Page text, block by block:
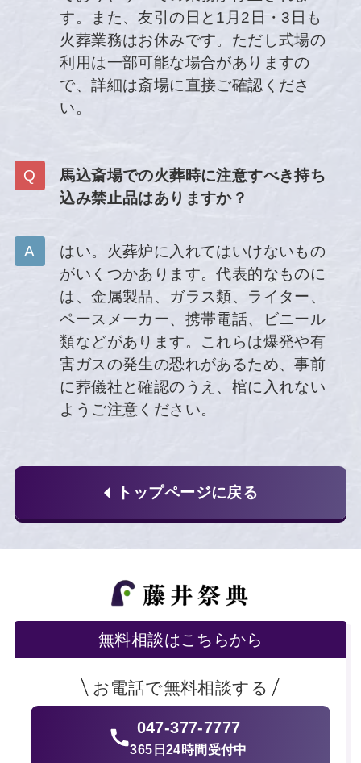
す。また、友引の日と1月2日・3日も
火葬業務はお休みです。ただし式場の
利用は一部可能な場合がありますの
で、詳細は斎場に直接ご確認くださ
い。
馬込斎場での火葬時に注意すべき持ち
込み禁止品はありますか？
はい。火葬炉に入れてはいけないもの
がいくつかあります。代表的なものに
は、金属製品、ガラス類、ライター、
ペースメーカー、携帯電話、ビニール
類などがあります。これらは爆発や有
害ガスの発生の恐れがあるため、事前
に葬儀社と確認のうえ、棺に入れない
ようご注意ください。
トップページに戻る
無料相談はこちらから
お電話で無料相談する
047-377-7777
365日24時間受付中